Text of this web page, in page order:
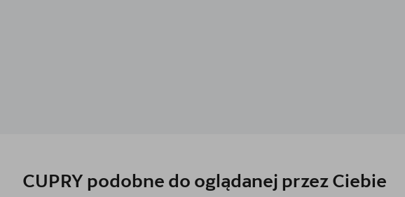
CUPRY podobne do oglądanej przez Ciebie